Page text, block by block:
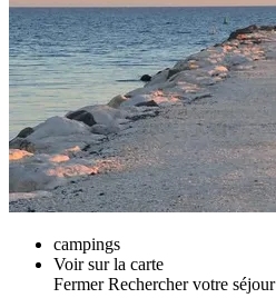
campings
Voir sur la carte
Fermer Rechercher votre séjour